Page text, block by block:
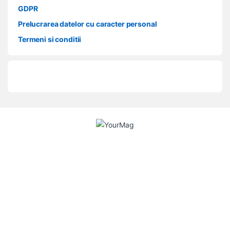
GDPR
Prelucrarea datelor cu caracter personal
Termeni si conditii